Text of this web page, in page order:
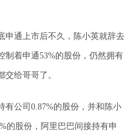
申通上市后不久，陈小英就辞去
制着申通53%的股份，仍然拥有
给哥哥了。
有公司0.87%的股份，并和陈小
的股份，阿里巴巴间接持有申